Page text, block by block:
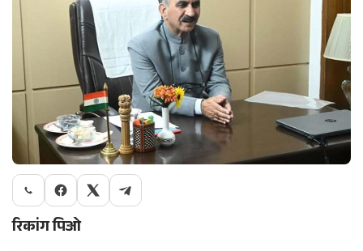
रिकांग पिओ